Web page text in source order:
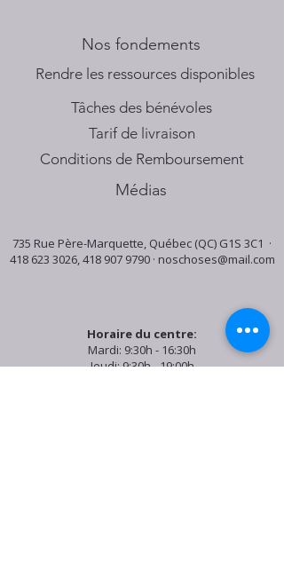
Nos fondements
​Rendre les ressources disponibles
Tâches des bénévoles
Tarif de livraison
Conditions de Remboursement
Médias
735 Rue Père-Marquette, Québec (QC) G1S 3C1 ·
418 623 3026,418 907 9790· noschoses@mail.com
Horaire du centre:
Mardi: 9:30h - 16:30h
Jeudi: 9:30h - 19:00h